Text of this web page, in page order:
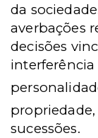
da
averbações
decisões
interferência
sucessões.